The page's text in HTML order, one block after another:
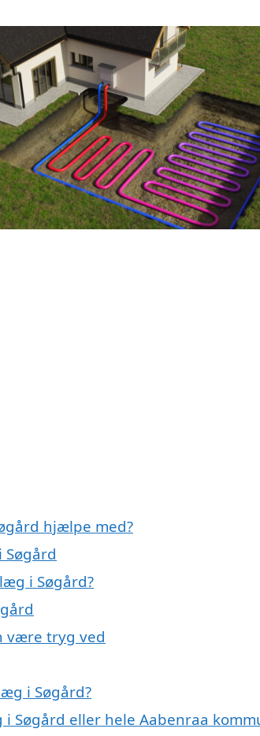
hjælpe med?
i Søgård?
være tryg ved
i Søgård?
Søgård eller hele Aabenraa